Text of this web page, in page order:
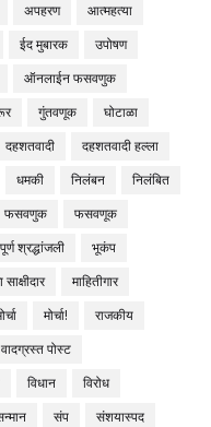
अपहरण
आत्महत्या
ईद मुबारक
उपोषण
ऑनलाईन फसवणुक
गुंतवणूक
घोटाळा
दहशतवादी
दहशतवादी हल्ला
धमकी निलंबन
निलंबित
फसवणुक
फसवणूक
श्रद्धांजली
भूकंप
माहितीगार
मोर्चा!
राजकीय
वादग्रस्त पोस्ट
विधान
विरोध
संप
संशयास्पद